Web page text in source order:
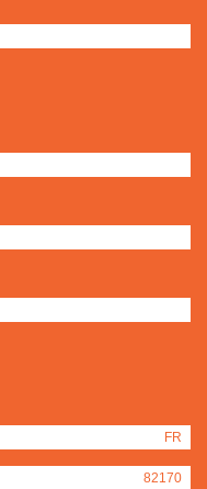
FR
82170